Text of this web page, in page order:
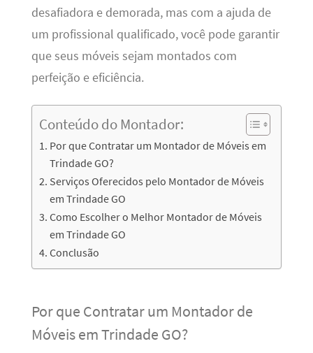
desafiadora e demorada, mas com a ajuda de
um profissional qualificado, você pode garantir
que seus móveis sejam montados com
perfeição e eficiência.
Conteúdo do Montador:
Por que Contratar um Montador de Móveis em
Trindade GO?
Serviços Oferecidos pelo Montador de Móveis
em Trindade GO
Como Escolher o Melhor Montador de Móveis
em Trindade GO
Conclusão
Por que Contratar um Montador de
Móveis em Trindade GO?